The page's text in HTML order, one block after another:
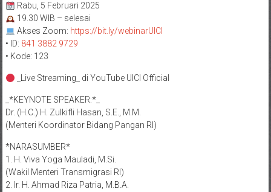
Rabu, 5 Februari 2025
19.30 WIB – selesai
Akses Zoom: https://bit.ly/webinarUICI
• ID: 841 3882 9729
• Kode: 123
_Live Streaming_ di YouTube UICI Official
_*KEYNOTE SPEAKER:*_
Dr. (H.C.) H. Zulkifli Hasan, S.E., M.M.
(Menteri Koordinator Bidang Pangan RI)
*NARASUMBER*
1. H. Viva Yoga Mauladi, M.Si.
(Wakil Menteri Transmigrasi RI)
2. Ir. H. Ahmad Riza Patria, M.B.A.